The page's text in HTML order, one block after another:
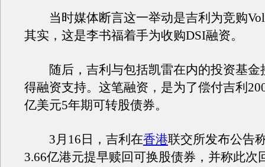
当时媒体断言这一举动是吉利为竞购
其实，这是李书福着手为收购DSI融资。
随后，吉利与包括凯雷在内的投资基金
得融资支持。这笔融资，是为了偿付吉利
亿美元5年期可转股债券。
3月16日，吉利在香港联交所发布公告
3.66亿港元提早赎回可换股债券，并称此次